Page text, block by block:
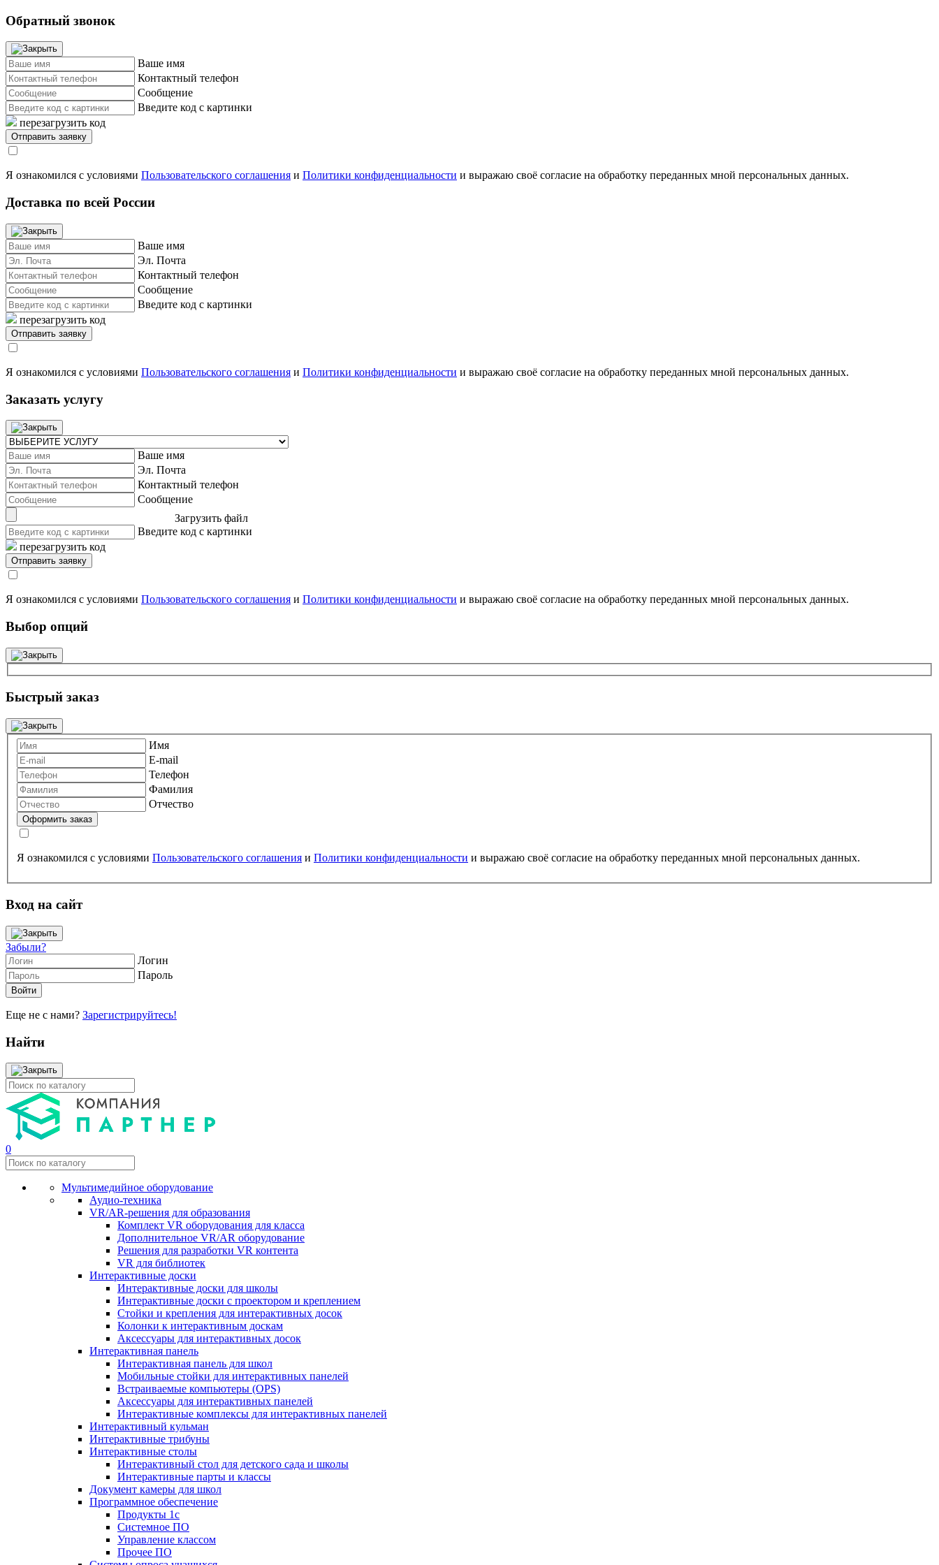
Обратный звонок
Ваше имя
Контактный телефон
Сообщение
Введите код с картинки
перезагрузить код
Я ознакомился с условиями Пользовательского соглашения и Политики конфиденциальности и выражаю своё согласие на обработку переданных мной персональных данных.
Доставка по всей России
Ваше имя
Эл. Почта
Контактный телефон
Сообщение
Введите код с картинки
перезагрузить код
Я ознакомился с условиями Пользовательского соглашения и Политики конфиденциальности и выражаю своё согласие на обработку переданных мной персональных данных.
Заказать услугу
Ваше имя
Эл. Почта
Контактный телефон
Сообщение
Загрузить файл
Введите код с картинки
перезагрузить код
Я ознакомился с условиями Пользовательского соглашения и Политики конфиденциальности и выражаю своё согласие на обработку переданных мной персональных данных.
Выбор опций
Быстрый заказ
Имя
E-mail
Телефон
Фамилия
Отчество
Я ознакомился с условиями Пользовательского соглашения и Политики конфиденциальности и выражаю своё согласие на обработку переданных мной персональных данных.
Вход на сайт
Забыли?
Логин
Пароль
Еще не с нами? Зарегистрируйтесь!
Найти
0
Мультимедийное оборудование
Аудио-техника
VR/AR-решения для образования
Комплект VR оборудования для класса
Дополнительное VR/AR оборудование
Решения для разработки VR контента
VR для библиотек
Интерактивные доски
Интерактивные доски для школы
Интерактивные доски с проектором и креплением
Стойки и крепления для интерактивных досок
Колонки к интерактивным доскам
Аксессуары для интерактивных досок
Интерактивная панель
Интерактивная панель для школ
Мобильные стойки для интерактивных панелей
Встраиваемые компьютеры (OPS)
Аксессуары для интерактивных панелей
Интерактивные комплексы для интерактивных панелей
Интерактивный кульман
Интерактивные трибуны
Интерактивные столы
Интерактивный стол для детского сада и школы
Интерактивные парты и классы
Документ камеры для школ
Программное обеспечение
Продукты 1с
Системное ПО
Управление классом
Прочее ПО